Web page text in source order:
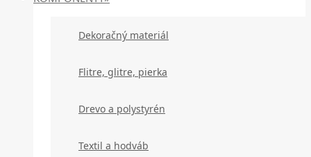
Dekoračný materiál
Flitre, glitre, pierka
Drevo a polystyrén
Textil a hodváb